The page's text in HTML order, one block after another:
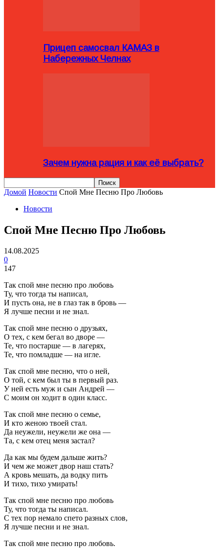
Прицеп самосвал КАМАЗ в
Набережных Челнах
Зачем нужна рация и как её выбрать?
Домой Новости Спой Мне Песню Про Любовь
Новости
Спой Мне Песню Про Любовь
14.08.2025
0
147
Так спой мне песню про любовь
Ту, что тогда ты написал,
И пусть она, не в глаз так в бровь —
Я лучше песни и не знал.
Так спой мне песню о друзьях,
О тех, с кем бегал во дворе —
Те, что постарше — в лагерях,
Те, что помладше — на игле.
Так спой мне песню, что о ней,
О той, с кем был ты в первый раз.
У ней есть муж и сын Андрей —
С моим он ходит в один класс.
Так спой мне песню о семье,
И кто женою твоей стал.
Да неужели, неужели же она —
Та, с кем отец меня застал?
Да как мы будем дальше жить?
И чем же может двор наш стать?
А кровь мешать, да водку пить
И тихо, тихо умирать!
Так спой мне песню про любовь
Ту, что тогда ты написал.
С тех пор немало спето разных слов,
Я лучше песни и не знал.
Так спой мне песню про любовь.